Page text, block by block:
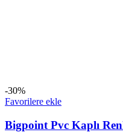
-30%
Favorilere ekle
Bigpoint Pvc Kaplı